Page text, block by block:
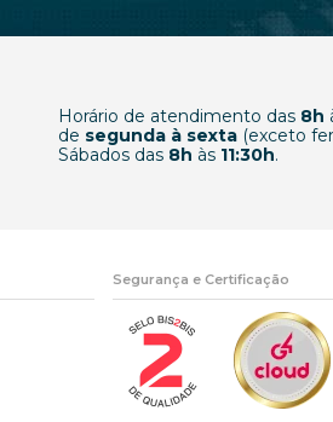
Horário de atendimento das 8h
de segunda à sexta (exceto
Sábados das 8h às 11:30h.
Segurança e Certificação